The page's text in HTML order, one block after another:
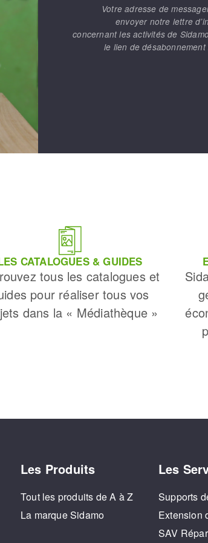
Votre adresse de
envoyer notre lettre
concernant les activités de
le lien de
CATALOGUES & GUIDES
tous les catalogues et
pour réaliser tous vos
dans la « Médiathèque »
Les Produits
Tout les produits de A à Z
La marque Sidamo
Les
Supports
Extension
SAV